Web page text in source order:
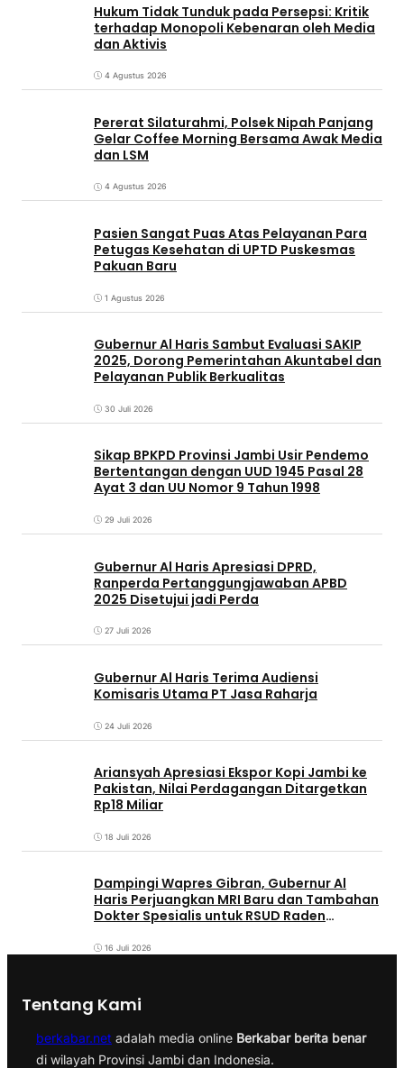
Hukum Tidak Tunduk pada Persepsi: Kritik
terhadap Monopoli Kebenaran oleh Media
dan Aktivis
4 Agustus 2026
Pererat Silaturahmi, Polsek Nipah Panjang
Gelar Coffee Morning Bersama Awak Media
dan LSM
4 Agustus 2026
Pasien Sangat Puas Atas Pelayanan Para
Petugas Kesehatan di UPTD Puskesmas
Pakuan Baru
1 Agustus 2026
Gubernur Al Haris Sambut Evaluasi SAKIP
2025, Dorong Pemerintahan Akuntabel dan
Pelayanan Publik Berkualitas
30 Juli 2026
Sikap BPKPD Provinsi Jambi Usir Pendemo
Bertentangan dengan UUD 1945 Pasal 28
Ayat 3 dan UU Nomor 9 Tahun 1998
29 Juli 2026
Gubernur Al Haris Apresiasi DPRD,
Ranperda Pertanggungjawaban APBD
2025 Disetujui jadi Perda
27 Juli 2026
Gubernur Al Haris Terima Audiensi
Komisaris Utama PT Jasa Raharja
24 Juli 2026
Ariansyah Apresiasi Ekspor Kopi Jambi ke
Pakistan, Nilai Perdagangan Ditargetkan
Rp18 Miliar
18 Juli 2026
Dampingi Wapres Gibran, Gubernur Al
Haris Perjuangkan MRI Baru dan Tambahan
Dokter Spesialis untuk RSUD Raden
16 Juli 2026
Tentang Kami
berkabar.net adalah media online Berkabar berita benar
di wilayah Provinsi Jambi dan Indonesia.